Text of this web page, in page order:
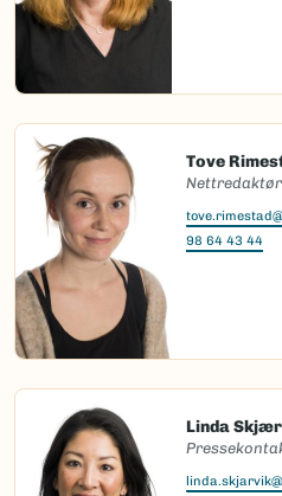
Tove
Nettredaktør
98 64 43 44
Linda